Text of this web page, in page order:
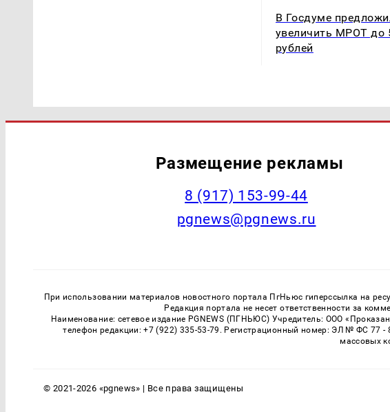
В Госдуме
увеличить МРОТ до
рублей
Размещение рекламы
‭8 (917) 153-99-44
pgnews@pgnews.ru
При использовании материалов новостного портала ПгНьюс гиперссылка на
Редакция портала не несет ответственности за
Наименование: сетевое издание PGNEWS (ПГНЬЮС) Учредитель: ООО
телефон редакции: +7 (922) 335-53-79. Регистрационный номер: ЭЛ № ФС 77
массовых
© 2021-2026 «pgnews» | Все права защищены